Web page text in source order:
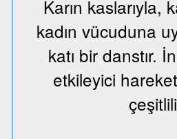
Karın
kadın vücuduna
katı bir danstır.
etkileyici